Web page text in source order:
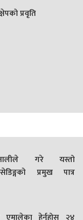
प्रवृति
गरे यस्तो
प्रमुख पात्र